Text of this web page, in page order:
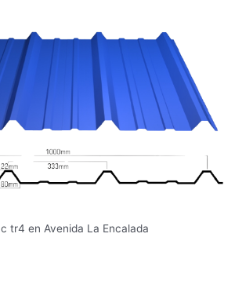
tr4 en Avenida La Encalada